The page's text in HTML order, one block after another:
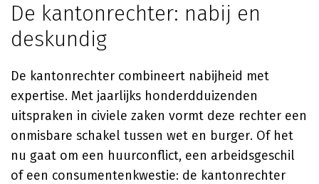
De kantonrechter: nabij en
deskundig
De kantonrechter combineert nabijheid met
expertise. Met jaarlijks honderdduizenden
uitspraken in civiele zaken vormt deze rechter een
onmisbare schakel tussen wet en burger. Of het
nu gaat om een huurconflict, een arbeidsgeschil
of een consumentenkwestie: de kantonrechter